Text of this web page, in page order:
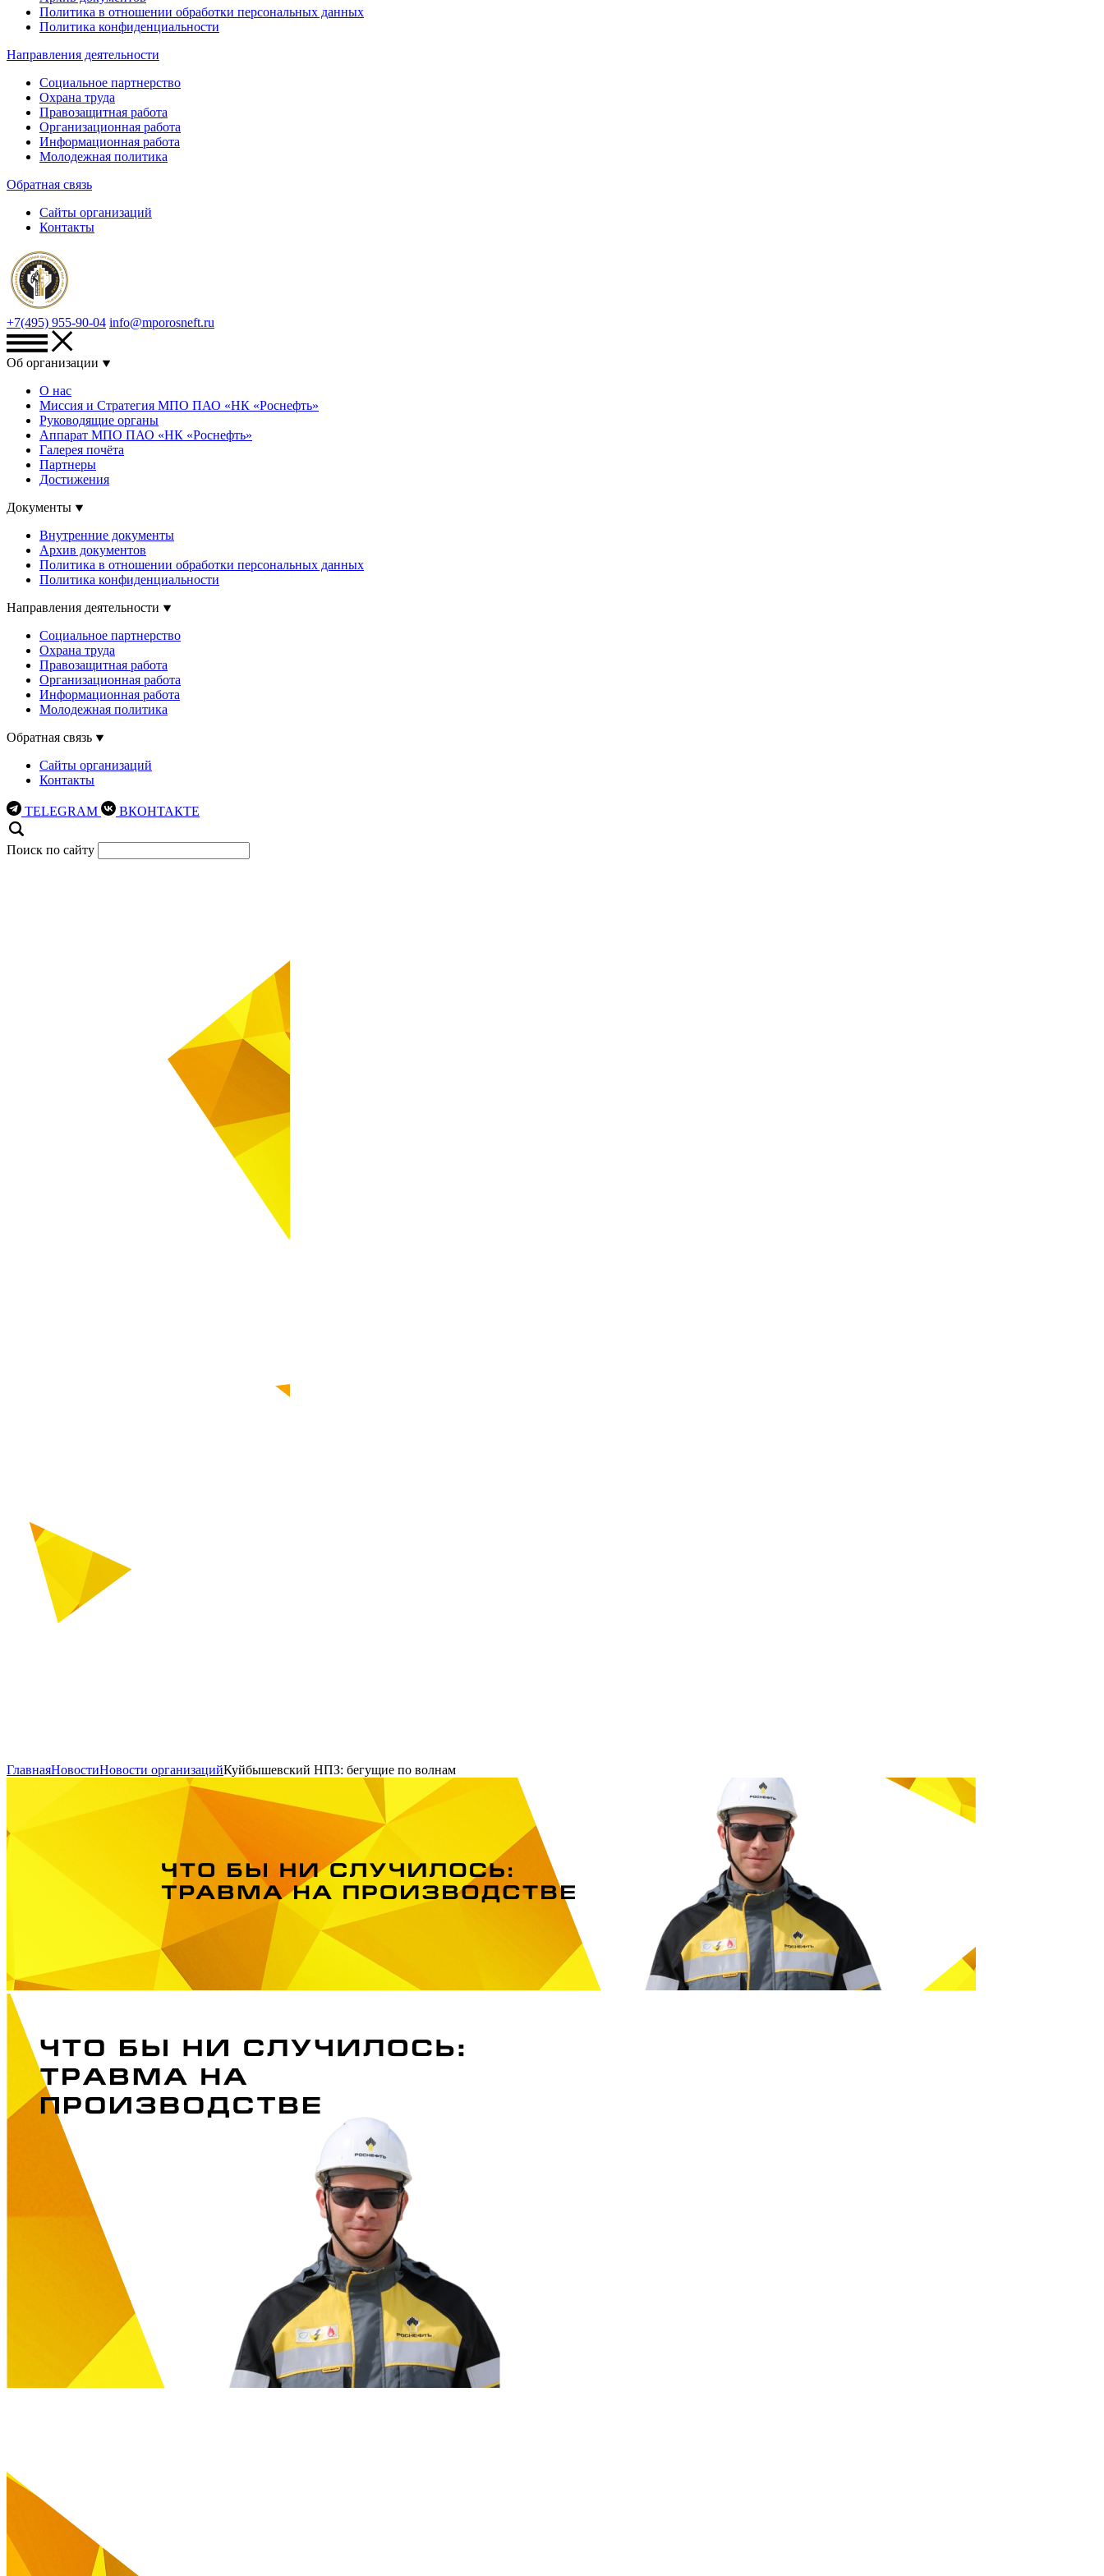
Политика в отношении обработки персональных данных
Политика конфиденциальности
Направления деятельности
Социальное партнерство
Охрана труда
Правозащитная работа
Организационная работа
Информационная работа
Молодежная политика
Обратная связь
Сайты организаций
Контакты
+7(495) 955-90-04 info@mporosneft.ru
Об организации
О нас
Миссия и Стратегия МПО ПАО «НК «Роснефть»
Руководящие органы
Аппарат МПО ПАО «НК «Роснефть»
Галерея почёта
Партнеры
Достижения
Документы
Внутренние документы
Архив документов
Политика в отношении обработки персональных данных
Политика конфиденциальности
Направления деятельности
Социальное партнерство
Охрана труда
Правозащитная работа
Организационная работа
Информационная работа
Молодежная политика
Обратная связь
Сайты организаций
Контакты
TELEGRAM ВКОНТАКТЕ
Поиск по сайту
ГлавнаяНовостиНовости организацийКуйбышевский НПЗ: бегущие по волнам